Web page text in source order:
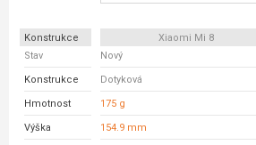
Konstrukce Xiaomi Mi 8
Stav
Nový
Konstrukce Dotyková
Hmotnost 175 g
Výška 154.9 mm